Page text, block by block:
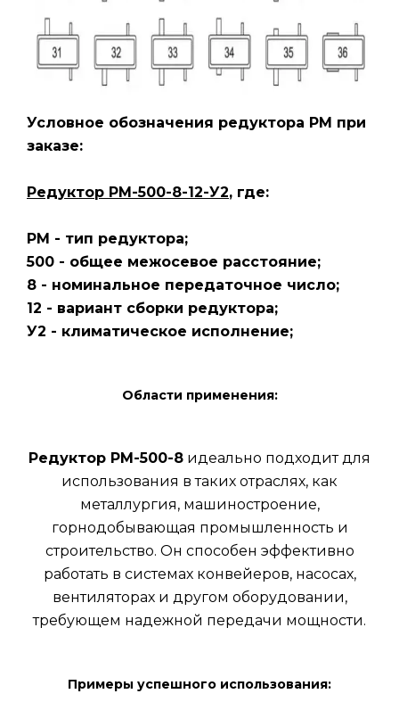
Условное обозначения редуктора РМ при
заказе:
Редуктор РМ-500-8-12-У2, где:
РМ - тип редуктора;
500 - общее межосевое расстояние;
8 - номинальное передаточное число;
12 - вариант сборки редуктора;
У2 - климатическое исполнение;
Области применения:
Редуктор РМ-500-8 идеально подходит для
использования в таких отраслях, как
металлургия, машиностроение,
горнодобывающая промышленность и
строительство. Он способен эффективно
работать в системах конвейеров, насосах,
вентиляторах и другом оборудовании,
требующем надежной передачи мощности.
Примеры успешного использования: